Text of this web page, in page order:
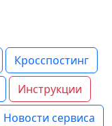
Кросспостинг
Инструкции
Новости сервиса